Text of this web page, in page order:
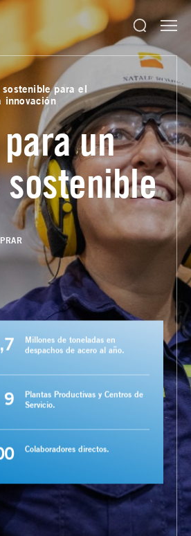
para el
innovación
un
Millones de toneladas en
despachos de acero al año.
9
Plantas Productivas y Centros de
Servicio.
Colaboradores directos.